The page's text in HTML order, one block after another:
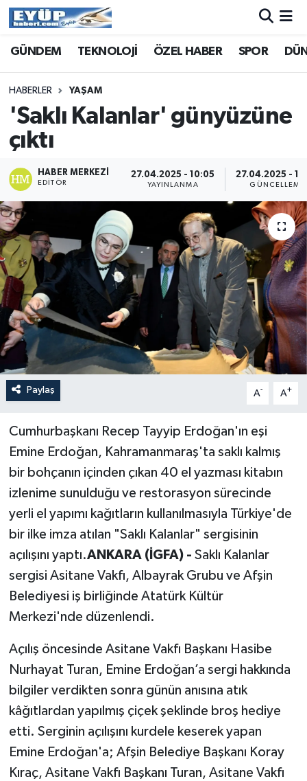
GÜNDEM TEKNOLOJİ ÖZEL HABER SPOR
HABERLER YAŞAM
'Saklı Kalanlar' günyüzüne
çıktı
HABER MERKEZI
EDITÖR
27.04.2025 - 10:05
YAYINLANMA
27.04.2025 -
GÜNCELLEME
Paylaş A- A+
Cumhurbaşkanı Recep Tayyip Erdoğan'ın eşi
Emine Erdoğan, Kahramanmaraş'ta saklı kalmış
bir bohçanın içinden çıkan 40 el yazması kitabın
izlenime sunulduğu ve restorasyon sürecinde
yerli el yapımı kağıtların kullanılmasıyla Türkiye'de
bir ilke imza atılan "Saklı Kalanlar" sergisinin
açılışını yaptı.ANKARA (İGFA) - Saklı Kalanlar
sergisi Asitane Vakfı, Albayrak Grubu ve Afşin
Belediyesi iş birliğinde Atatürk Kültür
Merkezi'nde düzenlendi.
Açılış öncesinde Asitane Vakfı Başkanı Hasibe
Nurhayat Turan, Emine Erdoğan’a sergi hakkında
bilgiler verdikten sonra günün anısına atık
kâğıtlardan yapılmış çiçek şeklinde broş hediye
etti. Serginin açılışını kurdele keserek yapan
Emine Erdoğan'a; Afşin Belediye Başkanı Koray
Kıraç, Asitane Vakfı Başkanı Turan, Asitane Vakfı